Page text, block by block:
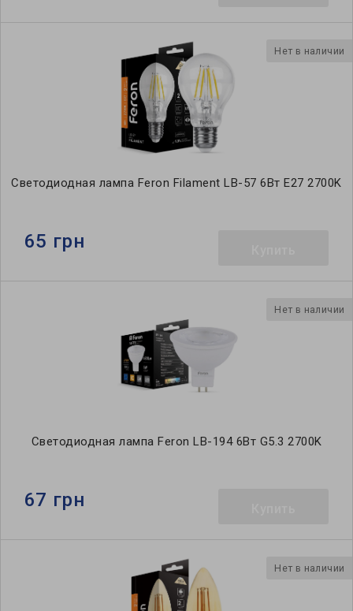
Нет в наличии
Светодиодная лампа Feron Filament LB-57 6Вт E27 2700K
65 грн
Нет в наличии
Светодиодная лампа Feron LB-194 6Вт G5.3 2700K
67 грн
Нет в наличии